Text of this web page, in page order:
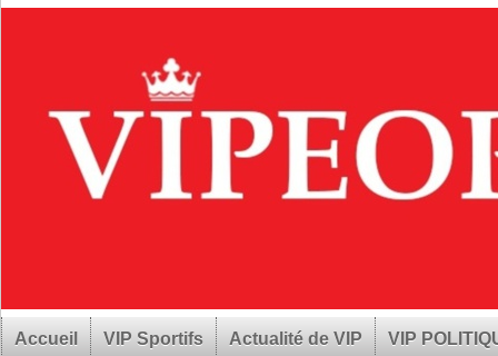
Accueil VIP Sportifs Actualité de VIP VIP